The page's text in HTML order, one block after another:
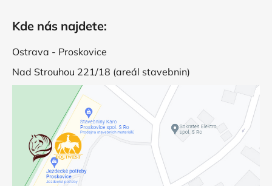
Kde nás najdete:
Ostrava - Proskovice
Nad Strouhou 221/18 (areál stavebnin)